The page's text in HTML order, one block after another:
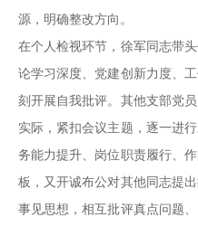
源，明确整改方向。
在个人检视环节，徐军同志带
论学习深度、党建创新力度、
刻开展自我批评。其他支部党
实际，紧扣会议主题，逐一进
务能力提升、岗位职责履行、
板，又开诚布公对其他同志提
事见思想，相互批评真点问题